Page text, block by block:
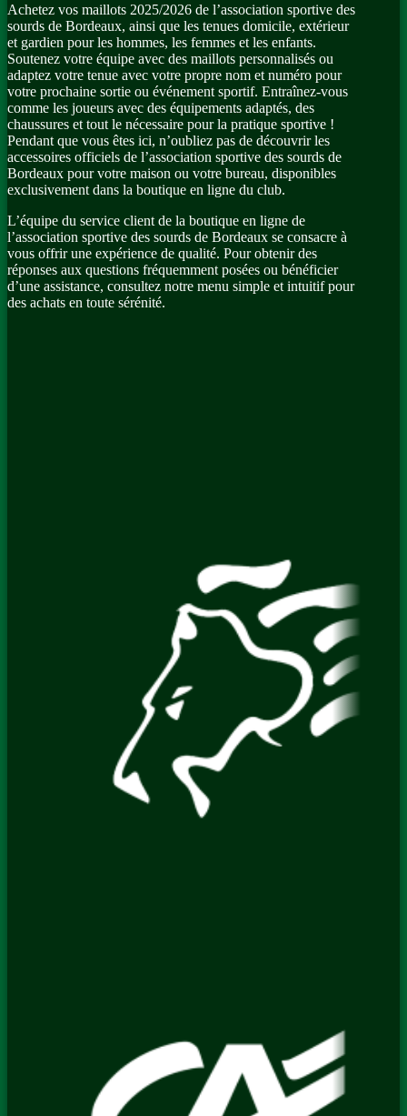
Achetez vos maillots 2025/2026 de l’association sportive des
sourds de Bordeaux, ainsi que les tenues domicile, extérieur
et gardien pour les hommes, les femmes et les enfants.
Soutenez votre équipe avec des maillots personnalisés ou
adaptez votre tenue avec votre propre nom et numéro pour
votre prochaine sortie ou événement sportif. Entraînez-vous
comme les joueurs avec des équipements adaptés, des
chaussures et tout le nécessaire pour la pratique sportive !
Pendant que vous êtes ici, n’oubliez pas de découvrir les
accessoires officiels de l’association sportive des sourds de
Bordeaux pour votre maison ou votre bureau, disponibles
exclusivement dans la boutique en ligne du club.
L’équipe du service client de la boutique en ligne de
l’association sportive des sourds de Bordeaux se consacre à
vous offrir une expérience de qualité. Pour obtenir des
réponses aux questions fréquemment posées ou bénéficier
d’une assistance, consultez notre menu simple et intuitif pour
des achats en toute sérénité.